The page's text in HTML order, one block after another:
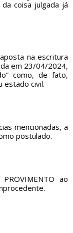
coisa julgada já
na escritura
em 23/04/2024,
como, de fato,
estado civil.
mencionadas, a
postulado.
ao